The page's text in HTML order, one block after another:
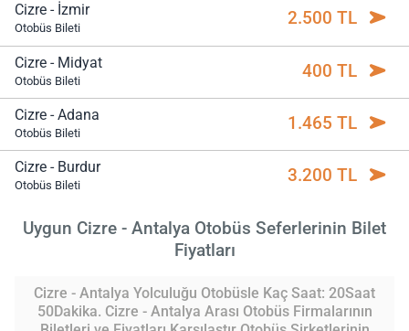
Cizre - İzmir
Otobüs Bileti 2.500 TL
Cizre - Midyat
Otobüs Bileti 400 TL
Cizre - Adana
Otobüs Bileti 1.465 TL
Cizre - Burdur
Otobüs Bileti 3.200 TL
Uygun Cizre - Antalya Otobüs Seferlerinin Bilet
Fiyatları
Cizre - Antalya Yolculuğu Otobüsle Kaç Saat: 20Saat
50Dakika. Cizre - Antalya Arası Otobüs Firmalarının